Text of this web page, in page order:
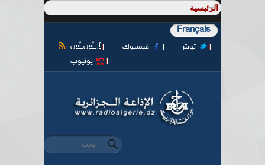
Français
آر أس أس فيسبوك
تويتر
يوتيوب
استمارة البحث
‏بحث ‏